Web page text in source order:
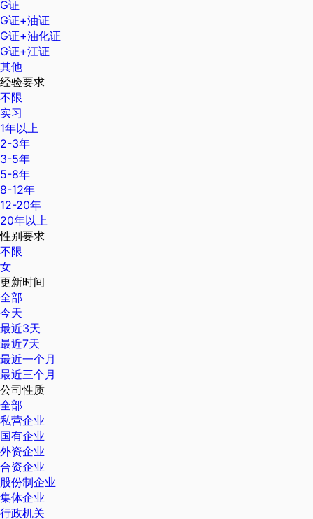
G证
G证+油证
G证+油化证
G证+江证
其他
经验要求
不限
实习
1年以上
2-3年
3-5年
5-8年
8-12年
12-20年
20年以上
性别要求
不限
女
更新时间
全部
今天
最近3天
最近7天
最近一个月
最近三个月
公司性质
全部
私营企业
国有企业
外资企业
合资企业
股份制企业
集体企业
行政机关